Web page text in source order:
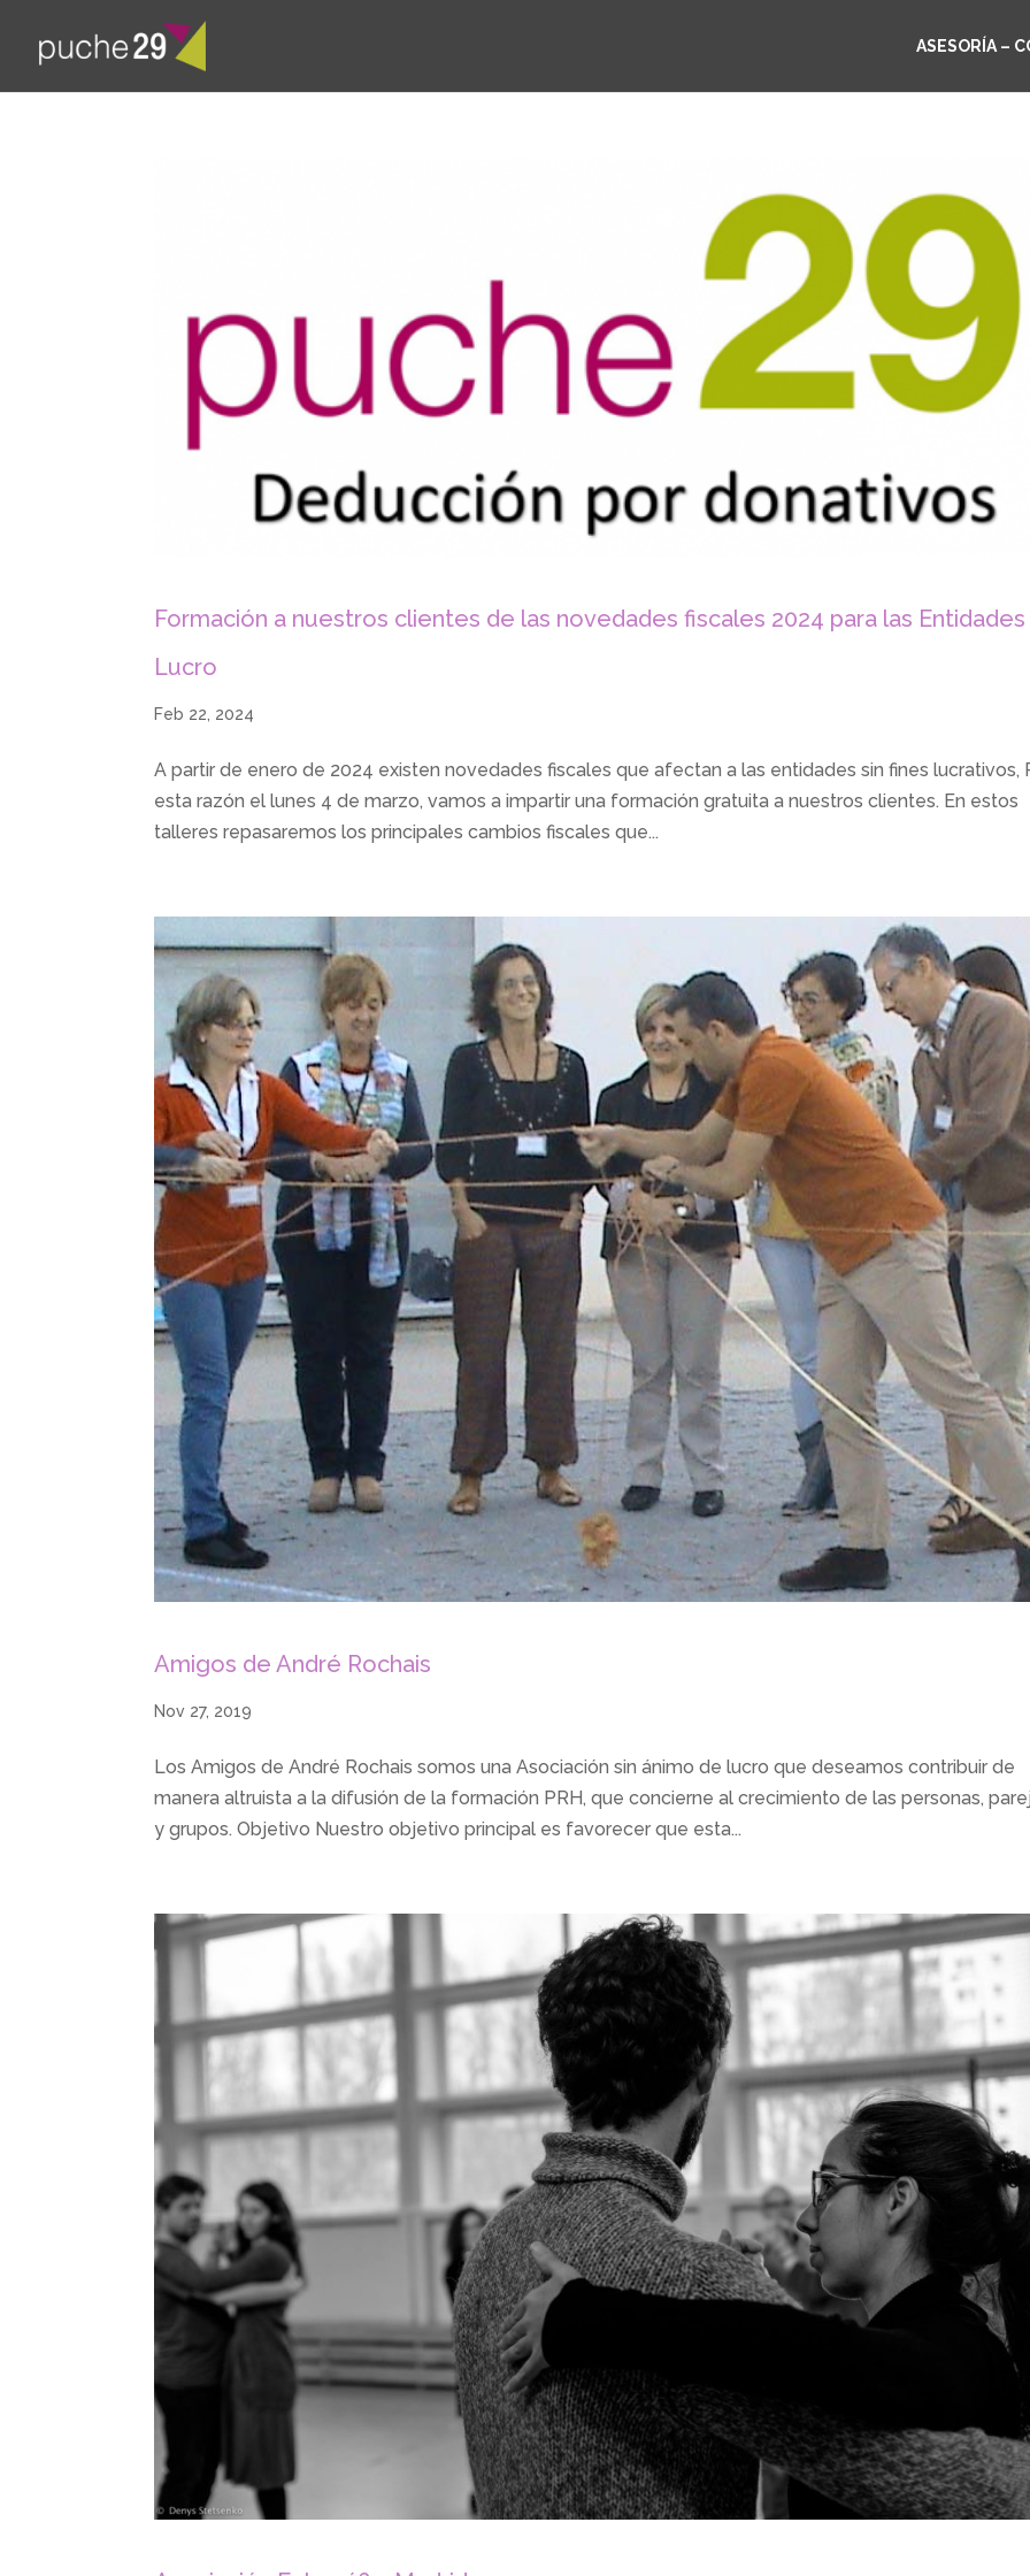
ASESORÍA –
Formación a nuestros clientes de las novedades fiscales 2024 para las Entidades
Lucro
Feb 22, 2024
A partir de enero de 2024 existen novedades fiscales que afectan a las entidades sin fines lucrativos,
esta razón el lunes 4 de marzo, vamos a impartir una formación gratuita a nuestros clientes. En estos
talleres repasaremos los principales cambios fiscales que...
Amigos de André Rochais
Nov 27, 2019
Los Amigos de André Rochais somos una Asociación sin ánimo de lucro que deseamos contribuir de
manera altruista a la difusión de la formación PRH, que concierne al crecimiento de las personas,
y grupos. Objetivo Nuestro objetivo principal es favorecer que esta...